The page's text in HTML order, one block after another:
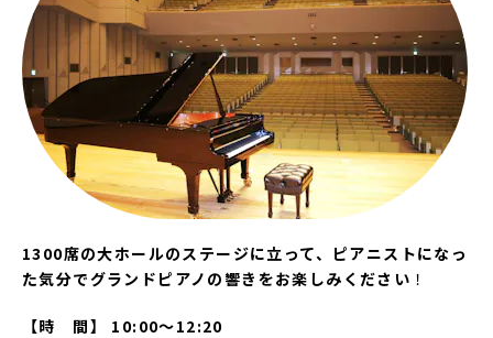
1300席の大ホールのステージに立って、ピアニストになっ
た気分でグランドピアノの響きをお楽しみください ！
【時 間】 10:00～12:20